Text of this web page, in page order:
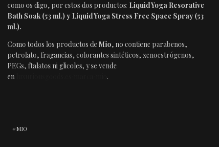
como os digo, por estos dos productos: Liquid Yoga Resorative
Bath Soak (53 ml.) y Liquid Yoga Stress Free Space Spray (53
ml.).
Como todos los productos de Mio, no contiene parabenos,
petrolato, fragancias, colorantes sintéticos, xenoestrógenos,
PEGs, ftalatos ni glicoles, y se vende
en
.
MIO